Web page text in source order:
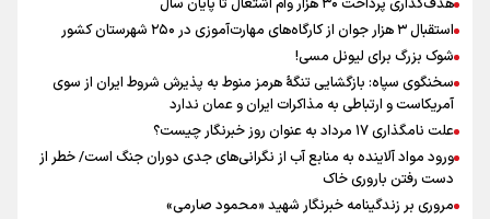
سخنگوی سپاه: بازگشایی تنگۀ هرمز منوط به پذیرش شروط ایران از سوی
آمریکاست و ارتباطی به مذاکرات ایران و عمان ندارد
حضور مدیرعامل شرکت توسعه و نگهداری اماکن ورزشی در برنا
هدف‌گذاری پرداخت ۳۰ هزار وام اشتغال تا پایان سال
استقبال ۳ هزار جوان از کارگاه‌های مهارت‌آموزی در ۲۵۰ شهرستان کشور
شوک بزرگ برای لیونل مسی!
سخنگوی سپاه: بازگشایی تنگۀ هرمز منوط به پذیرش شروط ایران از سوی
آمریکاست و ارتباطی به مذاکرات ایران و عمان ندارد
علت نامگذاری ۱۷ مرداد به عنوان روز خبرنگار چیست؟
ورود مواد آلاینده به منابع آب از نگرانی‌های جدی دوران جنگ است/ خطر از
دست رفتن باروری خاک
مروری بر زندگینامه خبرنگار شهید «محمود صارمی»